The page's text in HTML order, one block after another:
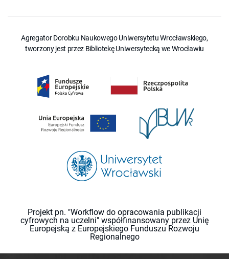
Agregator Dorobku Naukowego Uniwersytetu Wrocławskiego,
tworzony jest przez Bibliotekę Uniwersytecką we Wrocławiu
Projekt pn. "Workflow do opracowania publikacji
cyfrowych na uczelni" współfinansowany przez Unię
Europejską z Europejskiego Funduszu Rozwoju
Regionalnego